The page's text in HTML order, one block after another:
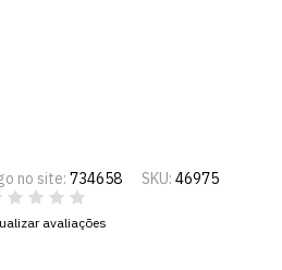
no site: 734658 SKU: 46975
avaliações